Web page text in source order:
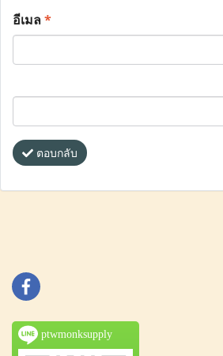
อีเมล*
ตอบกลับ
ptwmonksupply